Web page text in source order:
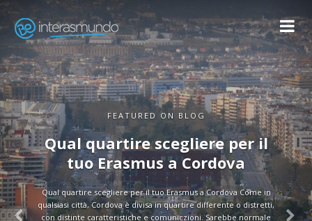
FEATURED ON BLOG
Guida turistica di Cordova
Guida turistica di Cordova Attenzione agli studenti Erasmus! Vi
forniamo una guida molto utile e completa su Cordova, pubblicata
dal Consorzio Turistico di Cordova. In questa guida turistica di
Cordova […]